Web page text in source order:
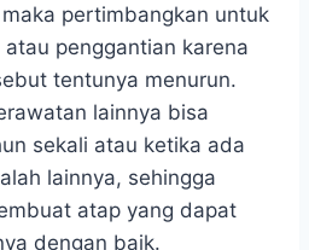
pertimbangkan untuk
penggantian karena
tentunya menurun.
lainnya bisa
sekali atau ketika ada
lainnya, sehingga
atap yang dapat
dengan baik.